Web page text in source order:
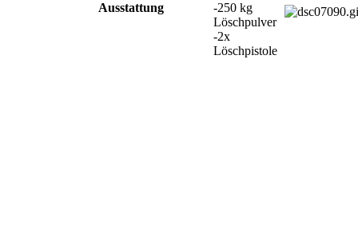
Ausstattung
-250 kg
Löschpulver
-2x
Löschpistole